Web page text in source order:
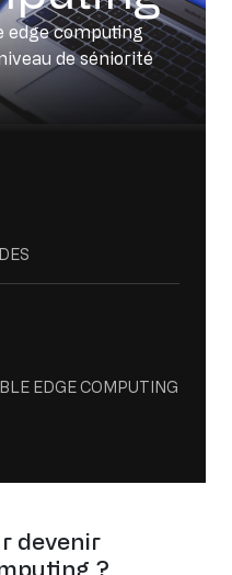
edge computing
de séniorité
EDGE COMPUTING
devenir
?